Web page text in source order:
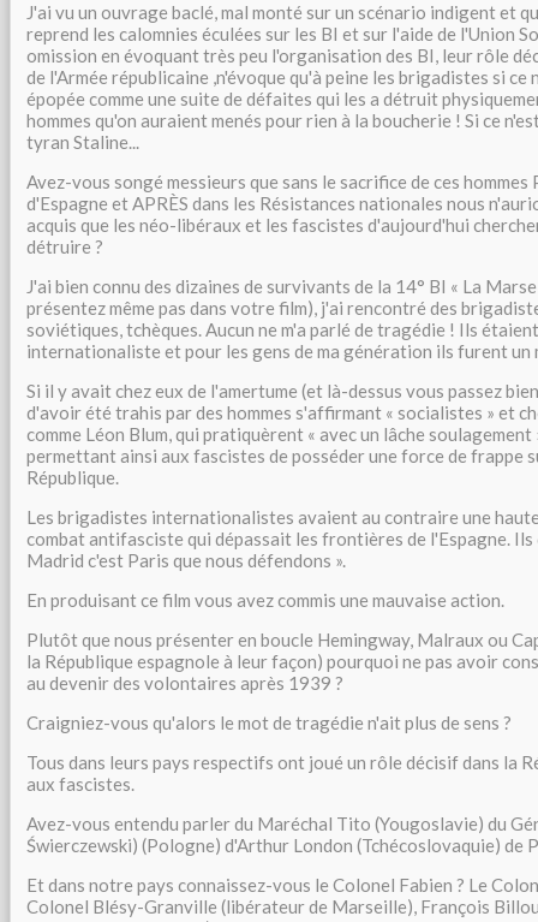
J'ai vu un ouvrage baclé, mal monté sur un scénario indigent et
reprend les calomnies éculées sur les BI et sur l'aide de l'Union
omission en évoquant très peu l'organisation des BI, leur rôle
de l'Armée républicaine ,n'évoque qu'à peine les brigadistes si
épopée comme une suite de défaites qui les a détruit
hommes qu'on auraient menés pour rien à la boucherie ! Si ce
tyran Staline...
Avez-vous songé messieurs que sans le sacrifice de ces
d'Espagne et APRÈS dans les Résistances nationales nous
acquis que les néo-libéraux et les fascistes d'aujourd'hui
détruire ?
J'ai bien connu des dizaines de survivants de la 14° BI « La
présentez même pas dans votre film), j'ai rencontré des
soviétiques, tchèques. Aucun ne m'a parlé de tragédie ! Ils
internationaliste et pour les gens de ma génération ils furent un
Si il y avait chez eux de l'amertume (et là-dessus vous passez
d'avoir été trahis par des hommes s'affirmant « socialistes » et
comme Léon Blum, qui pratiquèrent « avec un lâche
permettant ainsi aux fascistes de posséder une force de frappe
République.
Les brigadistes internationalistes avaient au contraire une
combat antifasciste qui dépassait les frontières de l'Espagne.
Madrid c'est Paris que nous défendons ».
En produisant ce film vous avez commis une mauvaise action.
Plutôt que nous présenter en boucle Hemingway, Malraux ou
la République espagnole à leur façon) pourquoi ne pas avoir
au devenir des volontaires après 1939 ?
Craigniez-vous qu'alors le mot de tragédie n'ait plus de sens ?
Tous dans leurs pays respectifs ont joué un rôle décisif dans la
aux fascistes.
Avez-vous entendu parler du Maréchal Tito (Yougoslavie) du
Świerczewski) (Pologne) d'Arthur London (Tchécoslovaquie) de
Et dans notre pays connaissez-vous le Colonel Fabien ? Le
Colonel Blésy-Granville (libérateur de Marseille), François